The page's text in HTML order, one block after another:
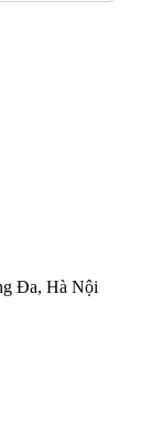
Đa, Hà Nội